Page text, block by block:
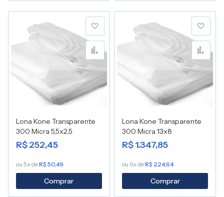
Lona Kone Transparente
300 Micra 5,5x2,5
R$ 252,45
ou 5x deR$ 50,49
Comprar
Adicionar à lista de
Adicionar para
Lona Kone Transparente
300 Micra 13x8
R$ 1.347,85
ou 6x deR$ 224,64
Comprar